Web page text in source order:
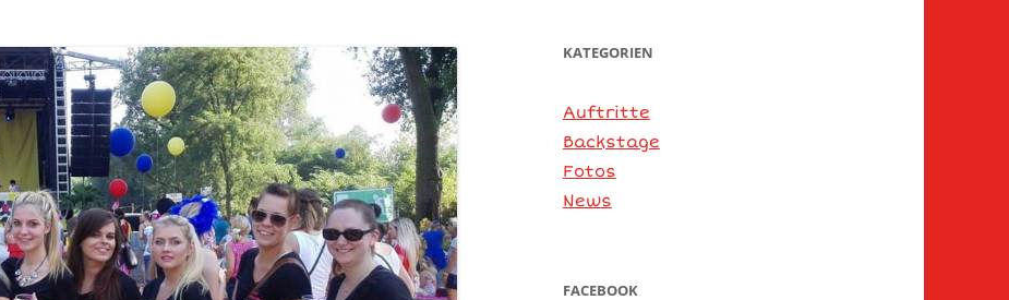
KATEGORIEN
Auftritte
Backstage
Fotos
News
FACEBOOK